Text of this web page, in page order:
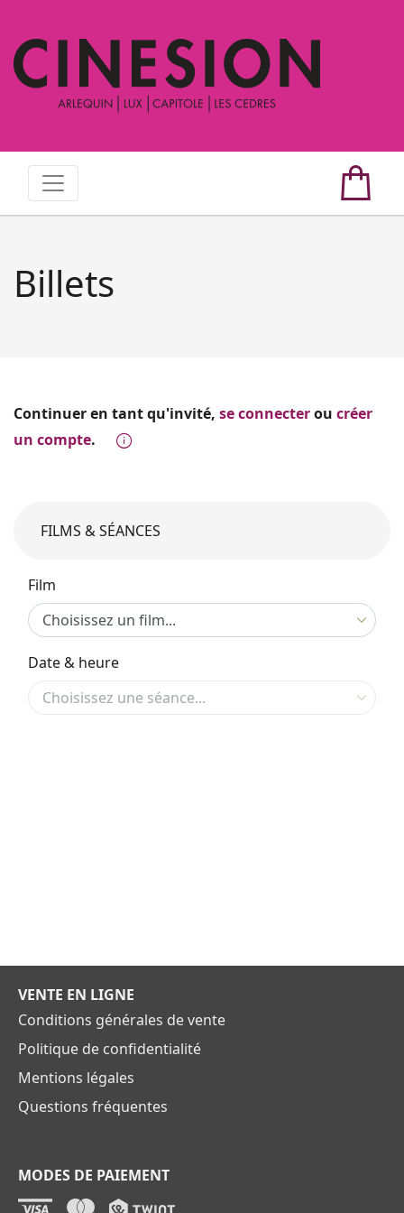
Billets
Continuer en tant qu'invité, se connecterou créer
un compte.
FILMS & SÉANCES
Film
Date & heure
VENTE EN LIGNE
Conditions générales de vente
Politique de confidentialité
Mentions légales
Questions fréquentes
MODES DE PAIEMENT